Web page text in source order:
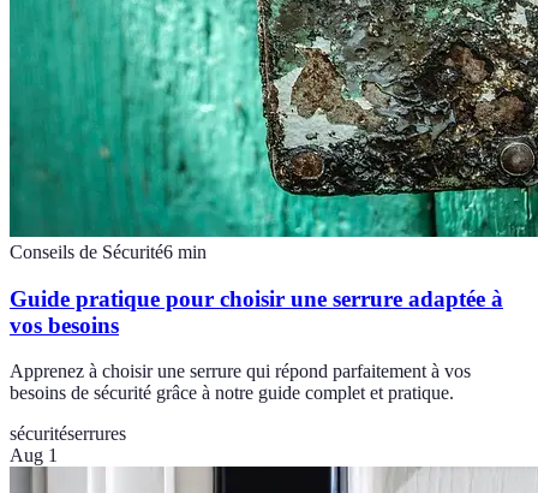
Conseils de Sécurité6 min
Guide pratique pour choisir une serrure adaptée à
vos besoins
Apprenez à choisir une serrure qui répond parfaitement à vos
besoins de sécurité grâce à notre guide complet et pratique.
sécuritéserrures
Aug 1